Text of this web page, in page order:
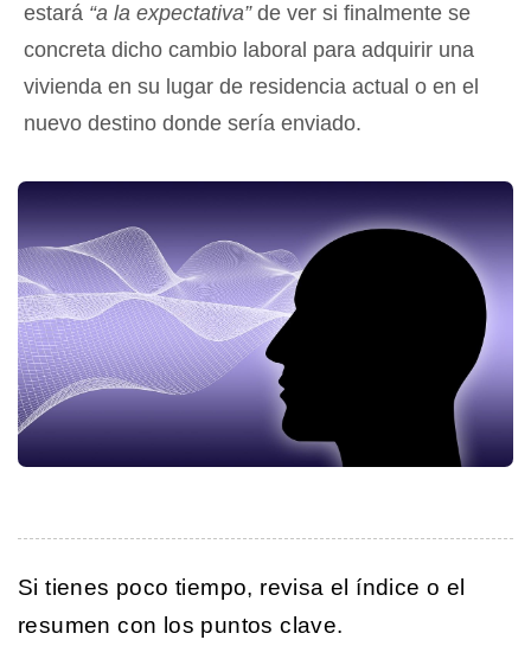
estará “a la expectativa”de ver si finalmente se
concreta dicho cambio laboral para adquirir una
vivienda en su lugar de residencia actual o en el
nuevo destino donde sería enviado.
Si tienes poco tiempo, revisa el índice o el
resumen con los puntos clave.